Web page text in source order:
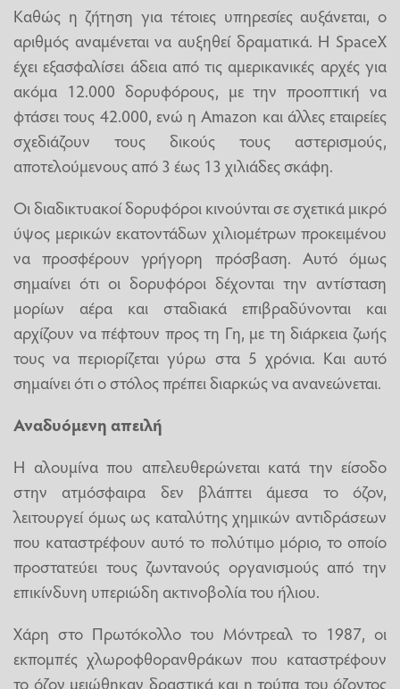
Kαθώς η ζήτηση για τέτοιες υπηρεσίες αυξάνεται, ο
αριθμός αναμένεται να αυξηθεί δραματικά. Η SpaceX
έχει εξασφαλίσει άδεια από τις αμερικανικές αρχές για
ακόμα 12.000 δορυφόρους, με την προοπτική να
φτάσει τους 42.000, ενώ η Amazon και άλλες εταιρείες
σχεδιάζουν τους δικούς τους αστερισμούς,
αποτελούμενους από 3 έως 13 χιλιάδες σκάφη.
Οι διαδικτυακοί δορυφόροι κινούνται σε σχετικά μικρό
ύψος μερικών εκατοντάδων χιλιομέτρων προκειμένου
να προσφέρουν γρήγορη πρόσβαση. Αυτό όμως
σημαίνει ότι οι δορυφόροι δέχονται την αντίσταση
μορίων αέρα και σταδιακά επιβραδύνονται και
αρχίζουν να πέφτουν προς τη Γη, με τη διάρκεια ζωής
τους να περιορίζεται γύρω στα 5 χρόνια. Και αυτό
σημαίνει ότι ο στόλος πρέπει διαρκώς να ανανεώνεται.
Αναδυόμενη απειλή
Η αλουμίνα που απελευθερώνεται κατά την είσοδο
στην ατμόσφαιρα δεν βλάπτει άμεσα το όζον,
λειτουργεί όμως ως καταλύτης χημικών αντιδράσεων
που καταστρέφουν αυτό το πολύτιμο μόριο, το οποίο
προστατεύει τους ζωντανούς οργανισμούς από την
επικίνδυνη υπεριώδη ακτινοβολία του ήλιου.
Χάρη στο Πρωτόκολλο του Μόντρεαλ το 1987, οι
εκπομπές χλωροφθορανθράκων που καταστρέφουν
το όζον μειώθηκαν δραστικά και η τρύπα του όζοντος